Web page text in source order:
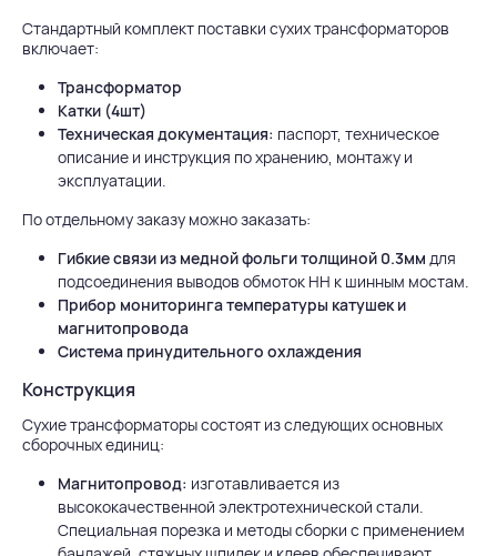
Стандартный комплект поставки сухих трансформаторов
включает:
Трансформатор
Катки (4шт)
Техническая документация: паспорт, техническое
описание и инструкция по хранению, монтажу и
эксплуатации.
По отдельному заказу можно заказать:
Гибкие связи из медной фольги толщиной 0.3мм для
подсоединения выводов обмоток НН к шинным мостам.
Прибор мониторинга температуры катушек и
магнитопровода
Система принудительного охлаждения
Конструкция
Сухие трансформаторы состоят из следующих основных
сборочных единиц:
Магнитопровод: изготавливается из
высококачественной электротехнической стали.
Специальная порезка и методы сборки с применением